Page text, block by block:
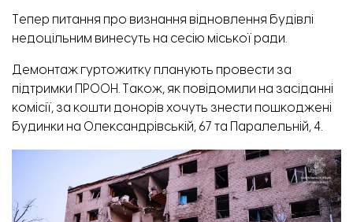
Тепер питання про визнання відновлення будівлі
недоцільним винесуть на сесію міської ради.
Демонтаж гуртожитку планують провести за
підтримки ПРООН. Також, як повідомили на засіданні
комісії, за кошти донорів хочуть знести пошкоджені
будинки на Олександрівській, 67 та Паралельній, 4.